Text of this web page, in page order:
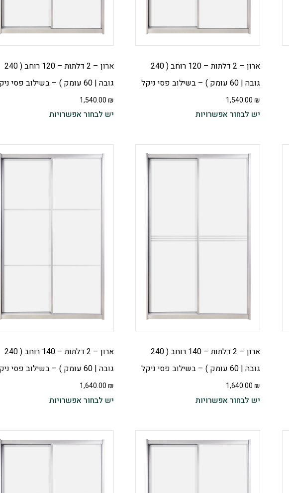
ארון – 2 דלתות – 120 רוחב ( 240
גובה | 60 עומק ) – בשילוב פסי ניקל
1,540.00 ₪
יש לבחור אפשרויות
ארון – 2 דלתות – 120 רוחב ( 240
גובה | 60 עומק ) – בשילוב פסי ניקל
1,540.00 ₪
יש לבחור אפשרויות
ארון – 2 דלתות – 140 רוחב ( 240
גובה | 60 עומק ) – בשילוב פסי ניקל
1,640.00 ₪
יש לבחור אפשרויות
ארון – 2 דלתות – 140 רוחב ( 240
גובה | 60 עומק ) – בשילוב פסי ניקל
1,640.00 ₪
יש לבחור אפשרויות